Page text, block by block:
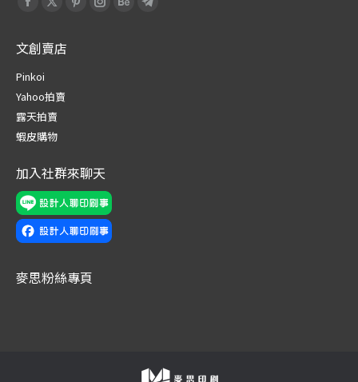
Facebook
opens
in
new
window
X
opens
new
window
PinterestInstagram
BehanceTelegram
文創賣店
Pinkoi
Yahoo拍賣
露天拍賣
蝦皮購物
加入社群來聊天
麥思粉絲專頁